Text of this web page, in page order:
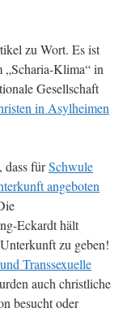
zu Wort. Es ist
„Scharia-Klima“ in
Gesellschaft
in Asylheimen
dass fürSchwule
angeboten
Eckardt hält
zu geben!
Transsexuelle
auch christliche
besucht oder